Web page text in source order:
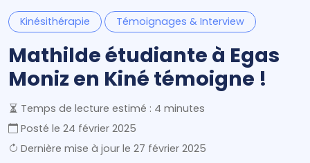
Kinésithérapie Témoignages & Interview
Mathilde étudiante à Egas
Moniz en Kiné témoigne !
Temps de lecture estimé : 4 minutes
Posté le 24 février 2025
Dernière mise à jour le 27 février 2025